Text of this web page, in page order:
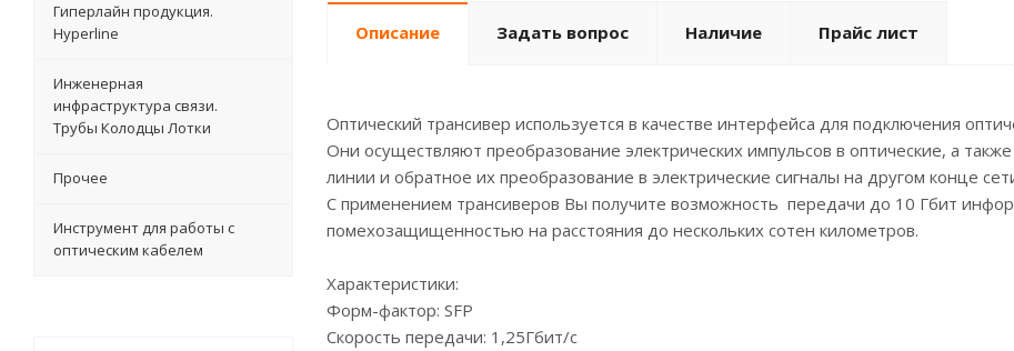
Описание Задать вопрос Наличие Прайс лист
Оптический трансивер используется в качестве интерфейса для подключения
Они осуществляют преобразование электрических импульсов в оптические, а
линии и обратное их преобразование в электрические сигналы на другом конце
С применением трансиверов Вы получите возможность передачи до 10 Гбит
помехозащищенностью на расстояния до нескольких сотен километров.
Характеристики:
Форм-фактор: SFP
Скорость передачи: 1,25Гбит/с
Гиперлайн продукция.
Hyperline
Инженерная
инфраструктура связи.
Трубы Колодцы Лотки
Прочее
Инструмент для работы с
оптическим кабелем